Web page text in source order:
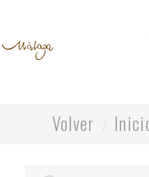
Volver